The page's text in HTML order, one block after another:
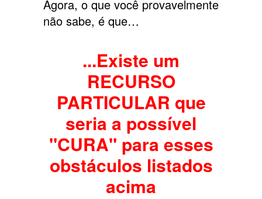
Agora, o que você provavelmente
não sabe, é que…
...Existe um
RECURSO
PARTICULAR que
seria a possível
"CURA" para esses
obstáculos listados
acima